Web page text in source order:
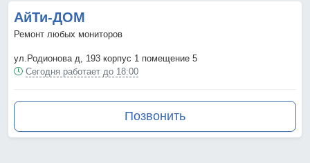
АйТи-ДОМ
Ремонт любых мониторов
ул.Родионова д, 193 корпус 1 помещение 5
Сегодня работает до 18:00
Позвонить